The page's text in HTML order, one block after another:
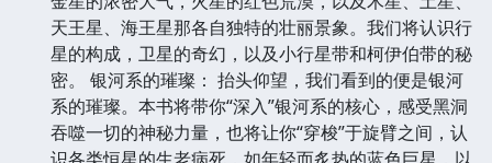
天王星、海王星那各自独特的壮丽景象。我们将认识行
星的构成，卫星的奇幻，以及小行星带和柯伊伯带的秘
密。 银河系的璀璨： 抬头仰望，我们看到的便是银河
系的璀璨。本书将带你“深入”银河系的核心，感受黑洞
吞噬一切的神秘力量，也将让你“穿梭”于旋臂之间，认